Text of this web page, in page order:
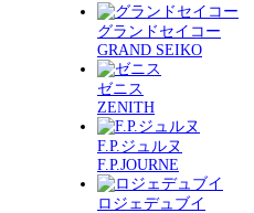
グランドセイコー
GRAND SEIKO
ゼニス
ZENITH
F.P.ジュルヌ
F.P.JOURNE
ロジェデュブイ